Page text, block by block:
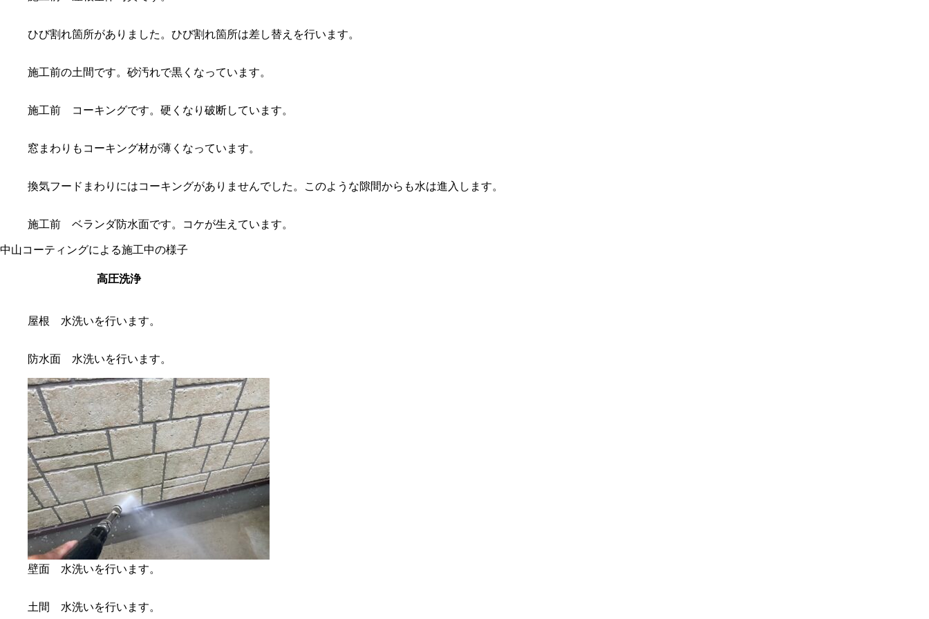
ひび割れ箇所がありました。ひび割れ箇所は差し替えを行います。
施工前の土間です。砂汚れで黒くなっています。
施工前 コーキングです。硬くなり破断しています。
窓まわりもコーキング材が薄くなっています。
換気フードまわりにはコーキングがありませんでした。このような隙間からも水は進入します。
施工前 ベランダ防水面です。コケが生えています。
中山コーティングによる施工中の様子
高圧洗浄
屋根 水洗いを行います。
防水面 水洗いを行います。
壁面 水洗いを行います。
土間 水洗いを行います。